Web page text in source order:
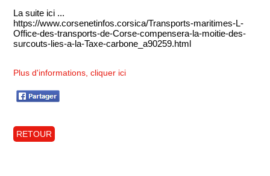
La suite ici ...
https://www.corsenetinfos.corsica/Transports-maritimes-L-
Office-des-transports-de-Corse-compensera-la-moitie-des-
surcouts-lies-a-la-Taxe-carbone_a90259.html
Plus d'informations, cliquer ici
RETOUR